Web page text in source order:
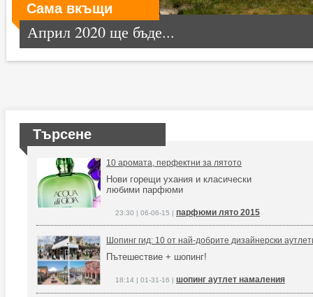
Сама вкъщи
Април 2020 ще бъде...
Търсене
10 аромата, перфектни за лятото
Нови горещи ухания и класически
любими парфюми
23:30 | 06-06-15 | парфюми лято 2015
Шопинг гид: 10 от най-добрите дизайнерски
Пътешествие + шопинг!
18:14 | 01-31-16 | шопинг аутлет намаления